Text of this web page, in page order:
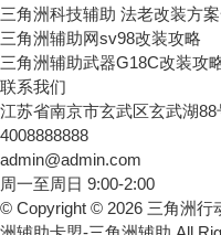
三角洲科技辅助 法老改装方
三角洲辅助网sv98改装攻略
三角洲辅助武器G18C改装攻
联系我们
江苏省南京市玄武区玄武湖88
4008888888
admin@admin.com
周一至周日 9:00-2:00
© Copyright © 2026 三角洲行